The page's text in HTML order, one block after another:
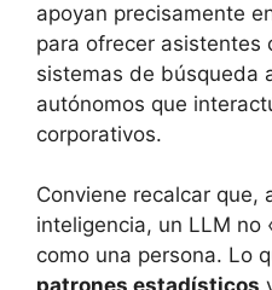
apoyan precisamente
para ofrecer asistentes
sistemas de búsqueda
autónomos que
corporativos.
Conviene recalcar que,
inteligencia, un LLM no
como una persona. Lo